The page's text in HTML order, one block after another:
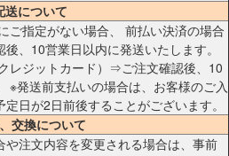
送について
ご指定がない場合、 前払い決済の場合
、10営業日以内に発送いたします。
レジットカード）⇒ご注文確認後、10
※発送前支払いの場合は、お客様のご入
日が2日前後することがございます。
交換について
や注文内容を変更される場合は、事前